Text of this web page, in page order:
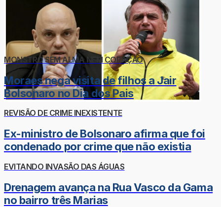
MONSTRO SEM ALMA NEM CORAÇÃO
Moraes nega visita de filhos a Jair
Bolsonaro no Dia dos Pais
REVISÃO DE CRIME INEXISTENTE
Ex-ministro de Bolsonaro afirma que foi
condenado por crime que não existia
EVITANDO INVASÃO DAS ÁGUAS
Drenagem avança na Rua Vasco da Gama
no bairro três Marias